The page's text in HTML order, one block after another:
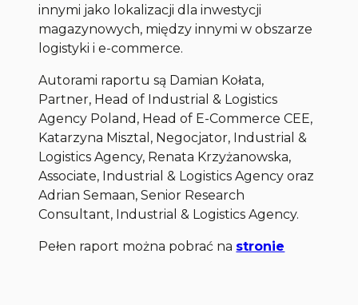
innymi jako lokalizacji dla inwestycji
magazynowych, między innymi w obszarze
logistyki i e-commerce.
Autorami raportu są Damian Kołata,
Partner, Head of Industrial & Logistics
Agency Poland, Head of E-Commerce CEE,
Katarzyna Misztal, Negocjator, Industrial &
Logistics Agency, Renata Krzyżanowska,
Associate, Industrial & Logistics Agency oraz
Adrian Semaan, Senior Research
Consultant, Industrial & Logistics Agency.
Pełen raport można pobrać na stronie